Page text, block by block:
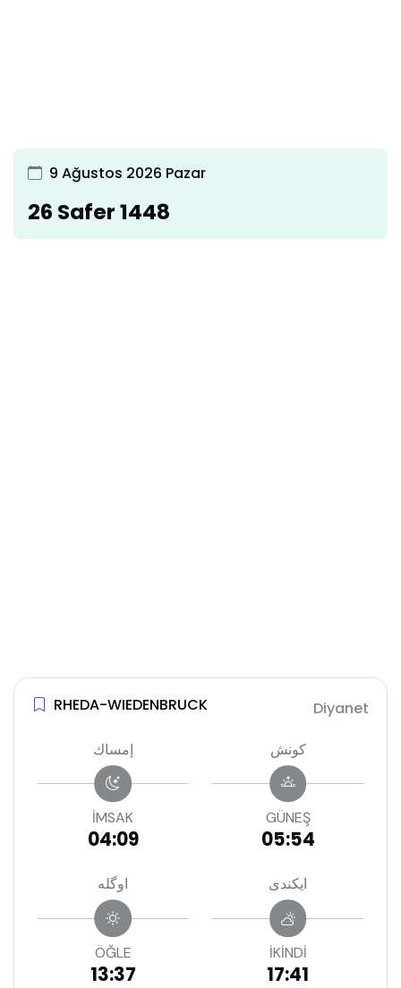
9 Ağustos 2026 Pazar
26 Safer 1448
RHEDA-WIEDENBRUCK Diyanet
إمساك
İMSAK
04:09
كونش
GÜNEŞ
05:54
اوگله
ÖĞLE
13:37
ايكندى
İKİNDİ
17:41